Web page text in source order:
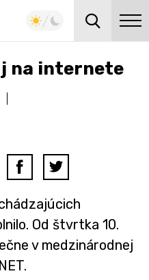
na internete
Od štvrtka 10.
v medzinárodnej